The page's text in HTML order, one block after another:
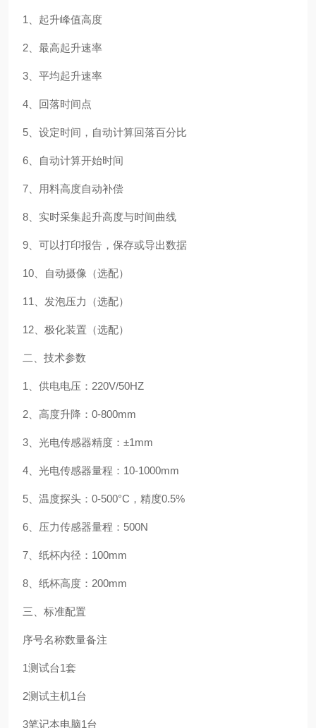
1、起升峰值高度
2、最高起升速率
3、平均起升速率
4、回落时间点
5、设定时间，自动计算回落百分比
6、自动计算开始时间
7、用料高度自动补偿
8、实时采集起升高度与时间曲线
9、可以打印报告，保存或导出数据
10、自动摄像（选配）
11、发泡压力（选配）
12、极化装置（选配）
二、技术参数
1、供电电压：220V/50HZ
2、高度升降：0-800mm
3、光电传感器精度：±1mm
4、光电传感器量程：10-1000mm
5、温度探头：0-500°C，精度0.5%
6、压力传感器量程：500N
7、纸杯内径：100mm
8、纸杯高度：200mm
三、标准配置
序号名称数量备注
1测试台1套
2测试主机1台
3笔记本电脑1台